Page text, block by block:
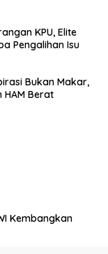
KPU, Elite
Pengalihan Isu
Bukan Makar,
HAM Berat
Kembangkan